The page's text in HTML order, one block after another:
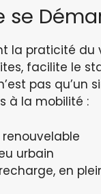
se
la praticité du
facilite le
pas qu’un
à la mobilité :
urbain
en